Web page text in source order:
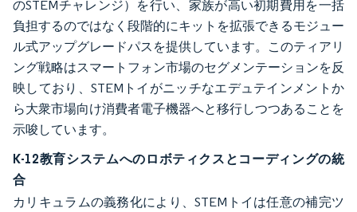
のSTEMチャレンジ）を行い、家族が高い初期費用を一括
負担するのではなく段階的にキットを拡張できるモジュー
ル式アップグレードパスを提供しています。このティアリ
ング戦略はスマートフォン市場のセグメンテーションを反
映しており、STEMトイがニッチなエデュテインメントか
ら大衆市場向け消費者電子機器へと移行しつつあることを
示唆しています。
K-12教育システムへのロボティクスとコーディングの統
合
カリキュラムの義務化により、STEMトイは任意の補完ツ